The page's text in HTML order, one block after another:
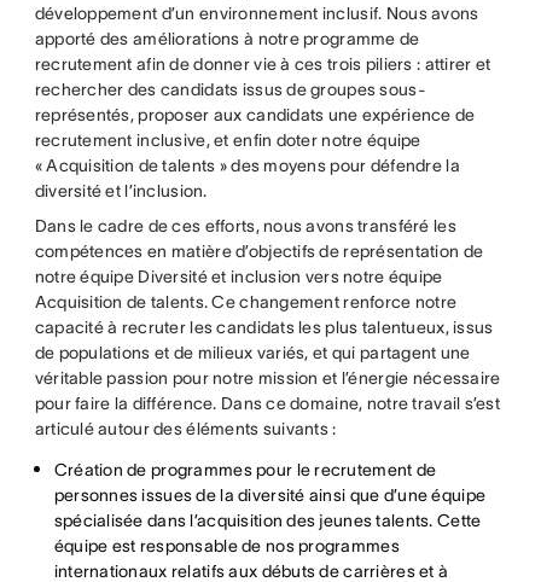
développement d’un environnement inclusif. Nous avons
apporté des améliorations à notre programme de
recrutement afin de donner vie à ces trois piliers : attirer et
rechercher des candidats issus de groupes sous-
représentés, proposer aux candidats une expérience de
recrutement inclusive, et enfin doter notre équipe
« Acquisition de talents » des moyens pour défendre la
diversité et l’inclusion.
Dans le cadre de ces efforts, nous avons transféré les
compétences en matière d’objectifs de représentation de
notre équipe Diversité et inclusion vers notre équipe
Acquisition de talents. Ce changement renforce notre
capacité à recruter les candidats les plus talentueux, issus
de populations et de milieux variés, et qui partagent une
véritable passion pour notre mission et l’énergie nécessaire
pour faire la différence. Dans ce domaine, notre travail s’est
articulé autour des éléments suivants :
Création de programmes pour le recrutement de
personnes issues de la diversité ainsi que d’une équipe
spécialisée dans l’acquisition des jeunes talents. Cette
équipe est responsable de nos programmes
internationaux relatifs aux débuts de carrières et à